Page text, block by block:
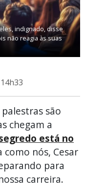
indignado, disse
não reagia às suas
são
chegam a
está no
como nós, Cesar
para
carreira.